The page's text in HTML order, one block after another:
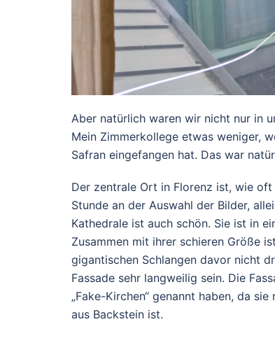
Aber natürlich waren wir nicht nur in
Mein Zimmerkollege etwas weniger,
Safran eingefangen hat. Das war
Der zentrale Ort in Florenz ist, wie
Stunde an der Auswahl der Bilder,
Kathedrale ist auch schön. Sie ist in
Zusammen mit ihrer schieren Größe
gigantischen Schlangen davor nicht
Fassade sehr langweilig sein. Die
„Fake-Kirchen“ genannt haben, da
aus Backstein ist.